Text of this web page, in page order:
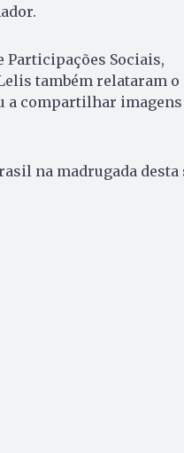
Sociais,
também relataram o
a compartilhar imagens
na madrugada desta